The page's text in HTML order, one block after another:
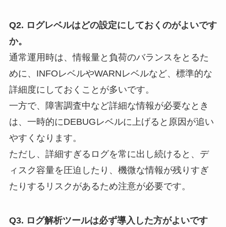
Q2. ログレベルはどの設定にしておくのがよいです
か。
通常運用時は、情報量と負荷のバランスをとるた
めに、INFOレベルやWARNレベルなど、標準的な
詳細度にしておくことが多いです。
一方で、障害調査中など詳細な情報が必要なとき
は、一時的にDEBUGレベルに上げると原因が追い
やすくなります。
ただし、詳細すぎるログを常に出し続けると、デ
ィスク容量を圧迫したり、機微な情報が残りすぎ
たりするリスクがあるため注意が必要です。
Q3. ログ解析ツールは必ず導入した方がよいです